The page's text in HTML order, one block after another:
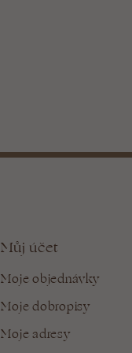
Můj účet
Moje objednávky
Moje dobropisy
Moje adresy